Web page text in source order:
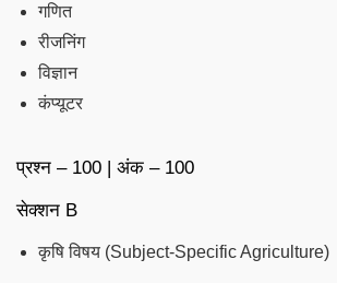
गणित
रीजनिंग
विज्ञान
कंप्यूटर
प्रश्न – 100 | अंक – 100
सेक्शन B
कृषि विषय (Subject-Specific Agriculture)